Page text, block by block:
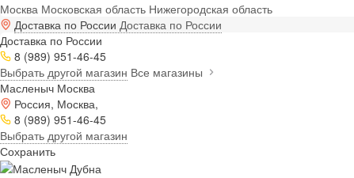
Москва Московская область Нижегородская область
Доставка по России Доставка по России
Доставка по России
8 (989) 951-46-45
Выбрать другой магазин Все магазины
Масленыч Москва
Россия, Москва,
8 (989) 951-46-45
Выбрать другой магазин
Сохранить